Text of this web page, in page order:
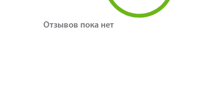
Отзывов пока нет